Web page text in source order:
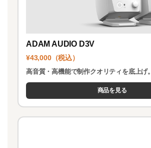
ADAM AUDIO D3V
¥43,000（税込）
高音質・高機能で制作クオリティを底上げ。
商品を見る